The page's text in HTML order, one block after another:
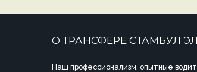
О ТРАНСФЕРЕ СТАМБУЛ
Наш профессионализм, опытные